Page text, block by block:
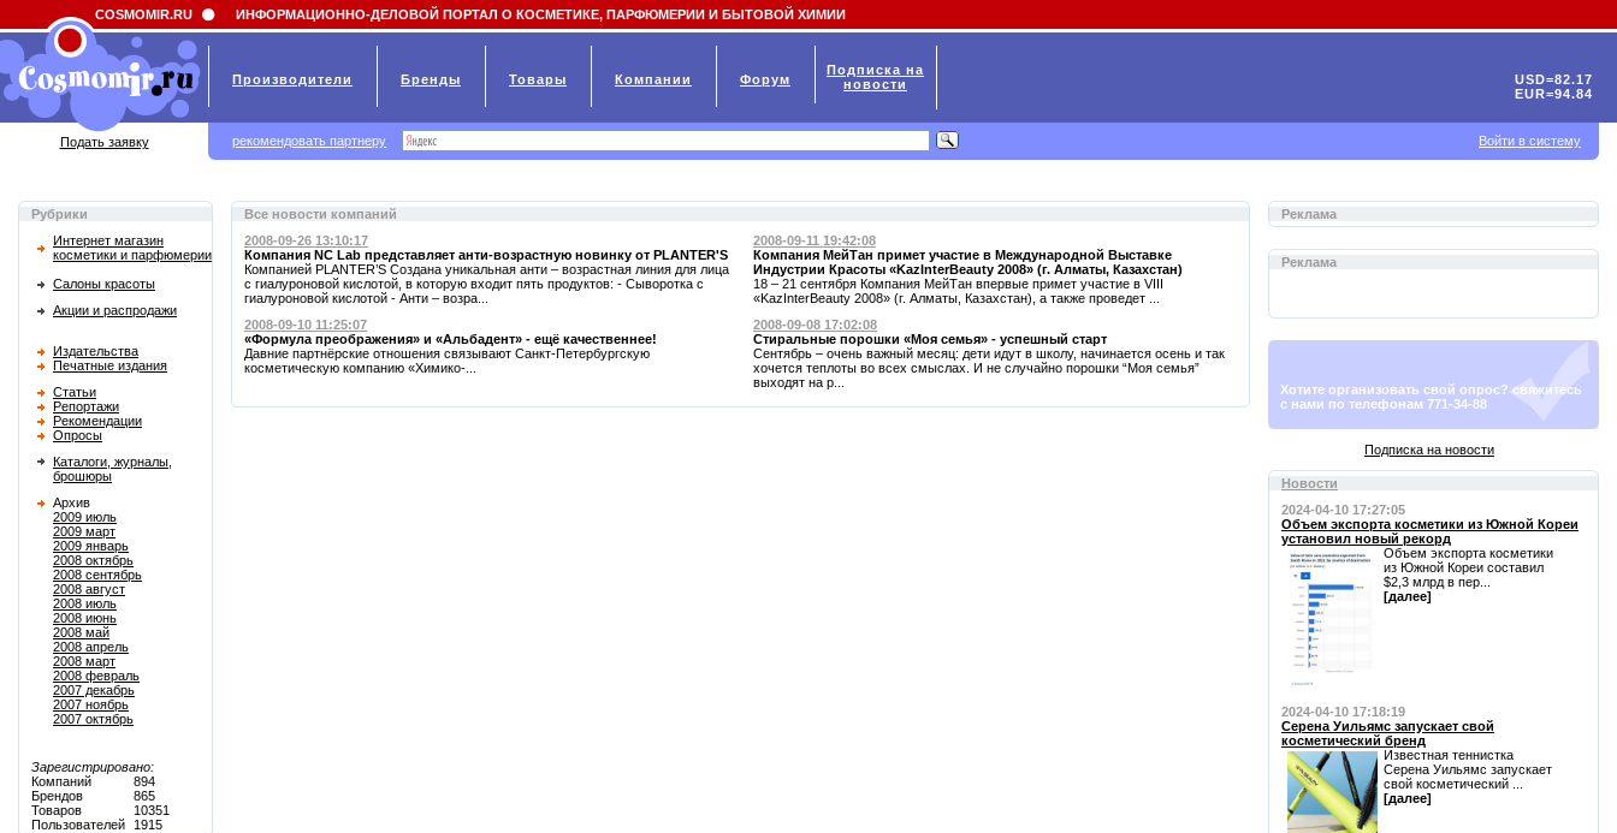
Field 'news_title' doesn't have a default value
Рубрики
Интернет магазин
косметики и парфюмерии
Салоны красоты
Акции и распродажи
Издательства
Печатные издания
Статьи
Репортажи
Рекомендации
Опросы
Каталоги, журналы,
брошюры
Архив
2009 июль
2009 март
2009 январь
2008 октябрь
2008 сентябрь
2008 август
2008 июль
2008 июнь
2008 май
2008 апрель
2008 март
2008 февраль
2007 декабрь
2007 ноябрь
2007 октябрь
Зарегистрировано:
Компаний
894
Брендов
865
Товаров
10351
Пользователей
1915
Все новости компаний
2008-09-26 13:10:17
Компания NC Lab представляет анти-возрастную новинку от PLANTER'S
Компанией PLANTER’S Создана уникальная анти – возрастная линия для лица
с гиалуроновой кислотой, в которую входит пять продуктов: - Сыворотка с
гиалуроновой кислотой - Анти – возра...
2008-09-10 11:25:07
«Формула преображения» и «Альбадент» - ещё качественнее!
Давние партнёрские отношения связывают Санкт-Петербургскую
косметическую компанию «Химико-...
2008-09-11 19:42:08
Компания МейТан примет участие в Международной Выставке
Индустрии Красоты «KazInterBeauty 2008» (г. Алматы, Казахстан)
18 – 21 сентября Компания МейТан впервые примет участие в VIII
«KazInterBeauty 2008» (г. Алматы, Казахстан), а также проведет ...
2008-09-08 17:02:08
Стиральные порошки «Моя семья» - успешный старт
Сентябрь – очень важный месяц: дети идут в школу, начинается осень и так
хочется теплоты во всех смыслах. И не случайно порошки “Моя семья”
выходят на р...
Реклама
Реклама
Хотите организовать свой опрос? свяжитесь
с нами по телефонам 771-34-88
Подписка на новости
Новости
2024-04-10 17:27:05
Объем экспорта косметики из Южной Кореи
установил новый рекорд
Объем экспорта косметики
из Южной Кореи составил
$2,3 млрд в пер...
[далее]
2024-04-10 17:18:19
Серена Уильямс запускает свой
косметический бренд
Известная теннистка
Серена Уильямс запускает
свой косметический ...
[далее]
COSMOMIR.RU ИНФОРМАЦИОННО-ДЕЛОВОЙ ПОРТАЛ О КОСМЕТИКЕ, ПАРФЮМЕРИИ И БЫТОВОЙ ХИМИИ
Производители Бренды Товары Компании Форум
Подписка на
новости
USD=82.17
EUR=94.84
Подать заявку рекомендовать партнеру Войти в систему